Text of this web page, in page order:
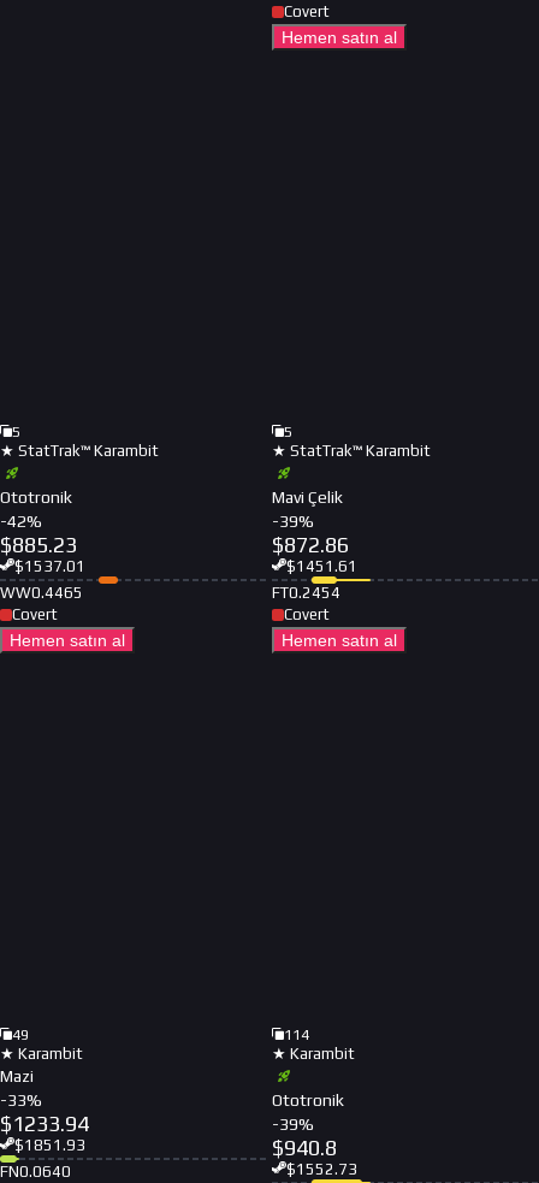
Covert
Hemen satın al
5
★ StatTrak™ Karambit
Ototronik
-42%
$885.23
$1537.01
WW0.4465
Covert
Hemen satın al
5
★ StatTrak™ Karambit
Mavi Çelik
-39%
$872.86
$1451.61
FT0.2454
Covert
Hemen satın al
49
★ Karambit
Mazi
-33%
$1233.94
$1851.93
FN0.0640
114
★ Karambit
Ototronik
-39%
$940.8
$1552.73